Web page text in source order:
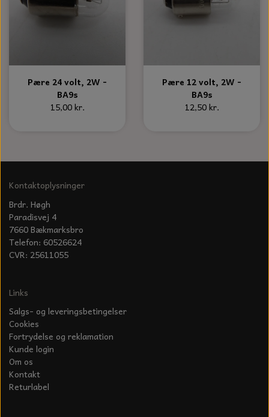
Pære 24 volt, 2W -
BA9s
15,00 kr.
Pære 12 volt, 2W -
BA9s
12,50 kr.
Kontaktoplysninger
Brdr. Høgh
Paradisvej 4
7660 Bækmarksbro
Telefon: 60526624
CVR: 25611055
Links
Salgs- og leveringsbetingelser
Cookies
Fortrydelse og reklamation
Kunde login
Om os
Kontakt
Returlabel